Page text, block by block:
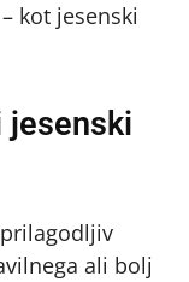
kot jesenski
jesenski
ali bolj